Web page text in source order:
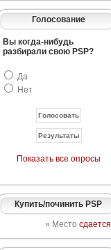
Голосование
Вы когда-нибудь
разбирали свою PSP?
Да
Нет
Показать все опросы
Купить/починить PSP
» Место сдается